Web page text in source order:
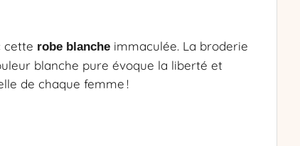
cette robe blancheimmaculée. La broderie
blanche pure évoque la liberté et
de chaque femme !